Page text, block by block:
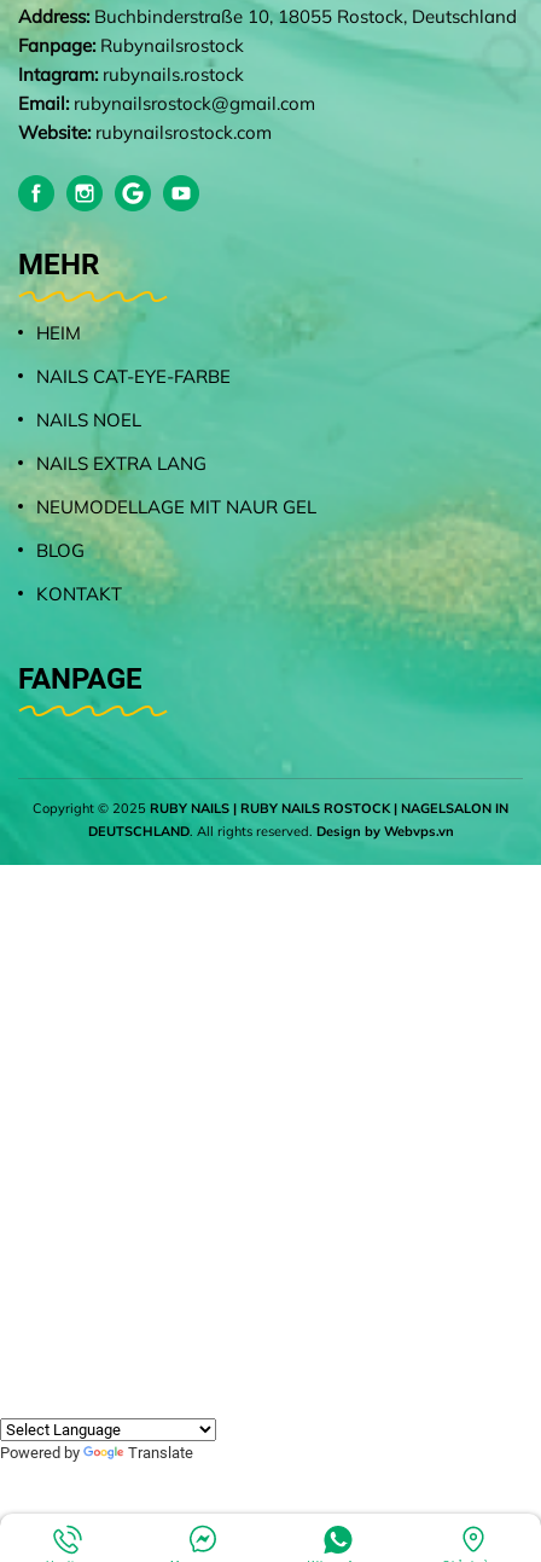
Address: Buchbinderstraße 10, 18055 Rostock, Deutschland
Fanpage: Rubynailsrostock
Intagram: rubynails.rostock
Email: rubynailsrostock@gmail.com
Website: rubynailsrostock.com
MEHR
HEIM
NAILS CAT-EYE-FARBE
NAILS NOEL
NAILS EXTRA LANG
NEUMODELLAGE MIT NAUR GEL
BLOG
KONTAKT
FANPAGE
Copyright © 2025 RUBY NAILS | RUBY NAILS ROSTOCK | NAGELSALON IN
DEUTSCHLAND. All rights reserved. Design by Webvps.vn
Powered by Translate